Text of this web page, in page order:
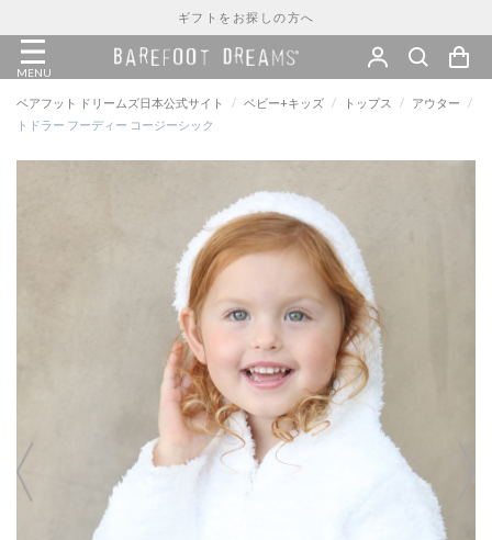
ギフトをお探しの方へ
MENU
ベアフット ドリームズ日本公式サイト / ベビー+キッズ / トップス / アウター
/
トドラー フーディー コージーシック